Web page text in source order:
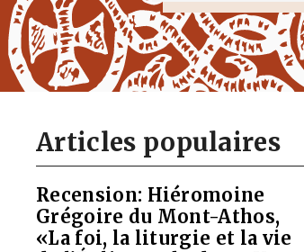
Articles populaires
Recension: Hiéromoine
Grégoire du Mont-Athos,
«La foi, la liturgie et la vie